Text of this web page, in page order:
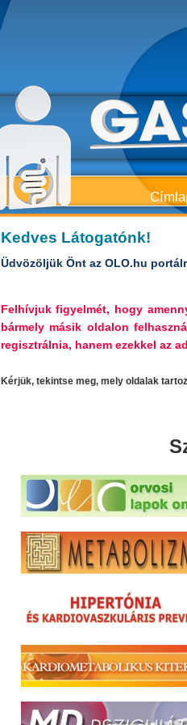
Kedves Látogatónk!
Üdvözöljük Önt az OLO.hu
Felhívjuk figyelmét, hogy
bármely másik oldalon
regisztrálnia, hanem ezekkel az
Kérjük, tekintse meg, mely oldalak